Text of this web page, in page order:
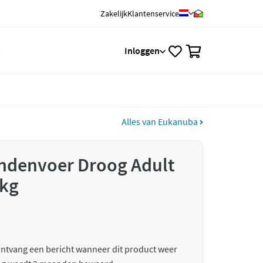
ZakelijkKlantenservice
Inloggen
Alles van Eukanuba
Droog Adult
een bericht wanneer dit product weer